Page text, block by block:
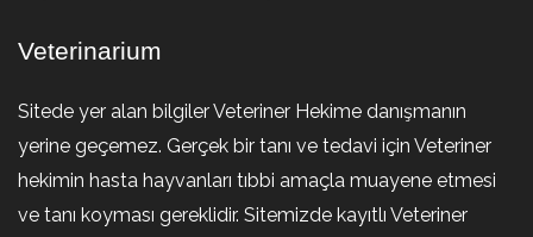
Veterinarium
Sitede yer alan bilgiler Veteriner Hekime danışmanın
yerine geçemez. Gerçek bir tanı ve tedavi için Veteriner
hekimin hasta hayvanları tıbbi amaçla muayene etmesi
ve tanı koyması gereklidir. Sitemizde kayıtlı Veteriner